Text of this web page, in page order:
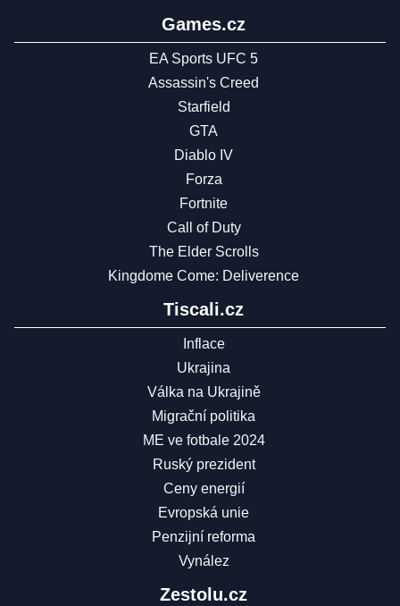
Games.cz
EA Sports UFC 5
Assassin's Creed
Starfield
GTA
Diablo IV
Forza
Fortnite
Call of Duty
The Elder Scrolls
Kingdome Come: Deliverence
Tiscali.cz
Inflace
Ukrajina
Válka na Ukrajině
Migrační politika
ME ve fotbale 2024
Ruský prezident
Ceny energií
Evropská unie
Penzijní reforma
Vynález
Zestolu.cz